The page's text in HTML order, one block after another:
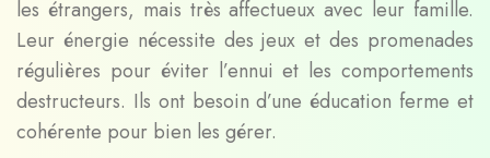
les étrangers, mais très affectueux avec leur famille.
Leur énergie nécessite des jeux et des promenades
régulières pour éviter l’ennui et les comportements
destructeurs. Ils ont besoin d’une éducation ferme et
cohérente pour bien les gérer.